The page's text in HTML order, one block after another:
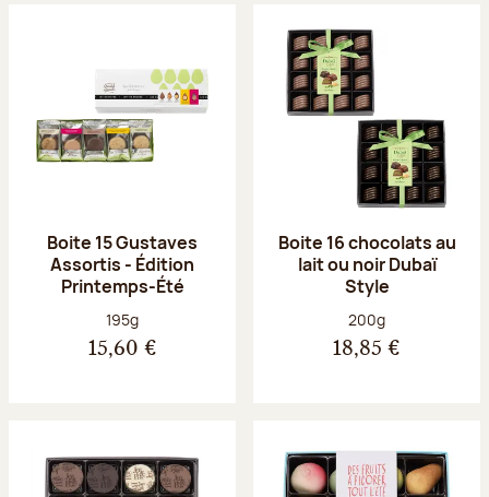
Boite 15 Gustaves
Assortis - Édition
Printemps-Été
Poids net :
195g
15,60 €
Boite 16 chocolats au
lait ou noir Dubaï
Style
Poids net :
200g
18,85 €